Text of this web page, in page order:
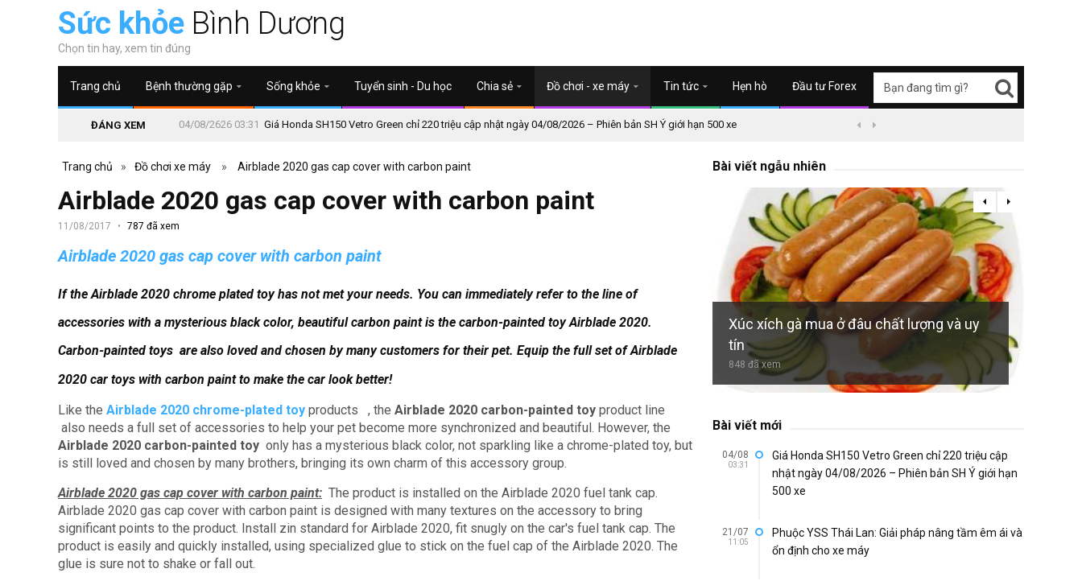
Sức khỏe Bình Dương
Chọn tin hay, xem tin đúng
Trang chủ Bệnh thường gặp Sống khỏe Tuyển sinh - Du học Chia sẻ Đồ chơi - xe máy Tin tức Hẹn hò Đầu tư Forex
ĐÁNG XEM 04/08/2626 03:31 Giá Honda SH150 Vetro Green chỉ 220 triệu cập nhật ngày 04/08/2026 – Phiên bản SH Ý giới hạn 500 xe  
Trang chủ » Đồ chơi xe máy » Airblade 2020 gas cap cover with carbon paint
Airblade 2020 gas cap cover with carbon paint
11/08/2017 787 đã xem
Airblade 2020 gas cap cover with carbon paint
If the Airblade 2020 chrome plated toy has not met your needs. You can immediately refer to the line of
accessories with a mysterious black color, beautiful carbon paint is the carbon-painted toy Airblade 2020.
Carbon-painted toys are also loved and chosen by many customers for their pet. Equip the full set of Airblade
2020 car toys with carbon paint to make the car look better!
Like the Airblade 2020 chrome-plated toy products , the Airblade 2020 carbon-painted toy product line
also needs a full set of accessories to help your pet become more synchronized and beautiful. However, the
Airblade 2020 carbon-painted toy only has a mysterious black color, not sparkling like a chrome-plated toy, but
is still loved and chosen by many brothers, bringing its own charm of this accessory group.
Airblade 2020 gas cap cover with carbon paint: The product is installed on the Airblade 2020 fuel tank cap.
Airblade 2020 gas cap cover with carbon paint is designed with many textures on the accessory to bring
significant points to the product. Install zin standard for Airblade 2020, fit snugly on the car's fuel tank cap. The
product is easily and quickly installed, using specialized glue to stick on the fuel cap of the Airblade 2020. The
glue is sure not to shake or fall out.
Bài viết ngẫu nhiên
Xúc xích gà mua ở đâu chất lượng và uy
tín
848 đã xem
Bài viết mới
04/08
03:31
Giá Honda SH150 Vetro Green chỉ 220 triệu cập
nhật ngày 04/08/2026 – Phiên bản SH Ý giới hạn
500 xe
21/07
11:05
Phuộc YSS Thái Lan: Giải pháp nâng tầm êm ái và
ổn định cho xe máy